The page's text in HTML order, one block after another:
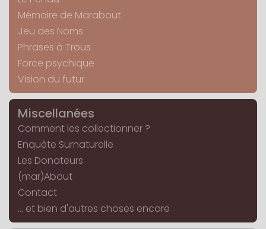
Mémoire de Marabout
Jeu des Noms
Phrases à Trous
Force psychique
Vision du futur
Miscellanées
Comment les collectionner ?
Enquête Surnaturelle
Les Donateurs
(mar)About
Contact
... et bien d'autres choses encore